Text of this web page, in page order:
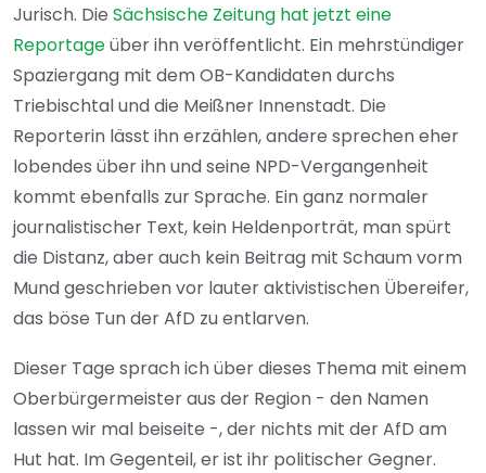
Jurisch. Die Sächsische Zeitung hat jetzt eine
Reportageüber ihn veröffentlicht. Ein mehrstündiger
Spaziergang mit dem OB-Kandidaten durchs
Triebischtal und die Meißner Innenstadt. Die
Reporterin lässt ihn erzählen, andere sprechen eher
lobendes über ihn und seine NPD-Vergangenheit
kommt ebenfalls zur Sprache. Ein ganz normaler
journalistischer Text, kein Heldenporträt, man spürt
die Distanz, aber auch kein Beitrag mit Schaum vorm
Mund geschrieben vor lauter aktivistischen Übereifer,
das böse Tun der AfD zu entlarven.
Dieser Tage sprach ich über dieses Thema mit einem
Oberbürgermeister aus der Region - den Namen
lassen wir mal beiseite -, der nichts mit der AfD am
Hut hat. Im Gegenteil, er ist ihr politischer Gegner.